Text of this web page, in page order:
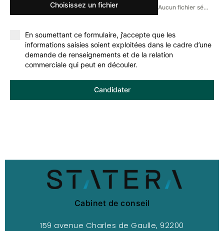
Choisissez un fichier Aucun fichier sélectionné
En soumettant ce formulaire, j’accepte que les
informations saisies soient exploitées dans le cadre d’une
demande de renseignements et de la relation
commerciale qui peut en découler.
Candidater
Cabinet de conseil
159 avenue Charles de Gaulle, 92200